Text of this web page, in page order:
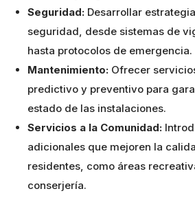
Seguridad: Desarrollar
seguridad, desde sistemas de
hasta protocolos de emergencia.
Mantenimiento: Ofrecer
predictivo y preventivo para
estado de las instalaciones.
Servicios a la Comunidad:
adicionales que mejoren la
residentes, como áreas
conserjería.